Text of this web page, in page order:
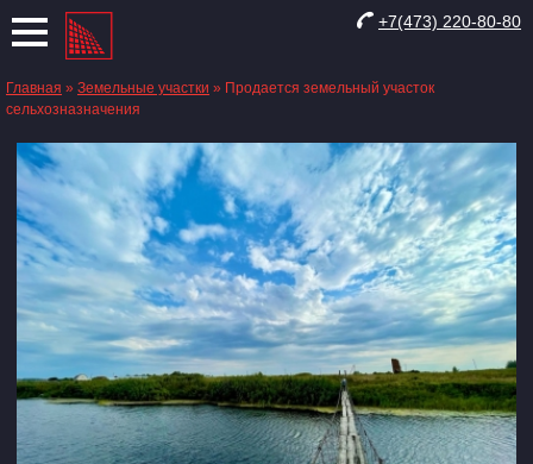
+7(473) 220-80-80
Главная » ​Земельные участки » Продается земельный участок
сельхозназначения